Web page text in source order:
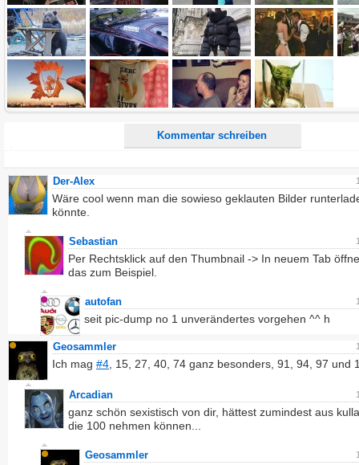
Kommentar schreiben
Alle HTML-Tags außer <br>, <strike> und <i> werden aus Deinem Kommentar entfernt.
URLs werden automatisch umgewandelt. Bitte verwende "www." oder "http://" in URLs
Ich möchte eine E-Mail, wenn zu meinem Kommentar Antworten erscheinen.
Ich möchte eine E-Mail, wenn auf dieser Seite weitere Kommentare erscheinen.
Der-Alex
Wäre cool wenn man die sowieso geklauten Bilder
könnte.
Sebastian
Per Rechtsklick auf den Thumbnail -> In neuem Tab
das zum Beispiel.
autofan
seit pic-dump no 1 unverändertes vorgehen ^^ h
Geosammler
Ich mag #4 , 15, 27, 40, 74 ganz besonders, 91, 94, 97 und
Arcadian
ganz schön sexistisch von dir, hättest zumindest aus
die 100 nehmen können...
Geosammler